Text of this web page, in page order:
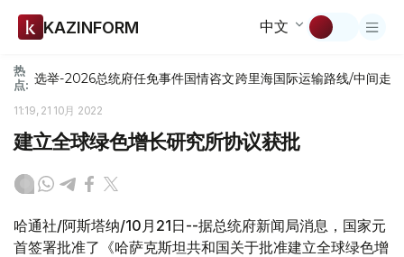
KAZINFORM 中文
热
点: 选举-2026总统府任免事件国情咨文跨里海国际运输路线/中间走廊
11:19, 21 10月 2022
建立全球绿色增长研究所协议获批
哈通社/阿斯塔纳/10月21日--据总统府新闻局消息，国家元
首签署批准了《哈萨克斯坦共和国关于批准建立全球绿色增